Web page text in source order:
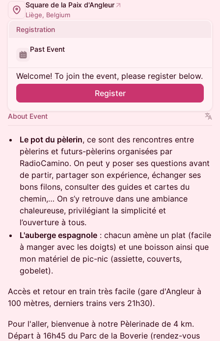
Square de la Paix d'Angleur
Liège, Belgium
Registration
Past Event
Welcome! To join the event, please register below.
Register
About Event
Le pot du pèlerin, ce sont des rencontres entre
pèlerins et futurs-pèlerins organisées par
RadioCamino. On peut y poser ses questions avant
de partir, partager son expérience, échanger ses
bons filons, consulter des guides et cartes du
chemin,… On s’y retrouve dans une ambiance
chaleureuse, privilégiant la simplicité et
l’ouverture à tous.
L'auberge espagnole : chacun amène un plat (facile
à manger avec les doigts) et une boisson ainsi que
mon matériel de pic-nic (assiette, couverts,
gobelet).
Accès et retour en train très facile (gare d'Angleur à
100 mètres, derniers trains vers 21h30).
Pour l'aller, bienvenue à notre Pèlerinade de 4 km.
Départ à 16h45 du Parc de la Boverie (rendez-vous